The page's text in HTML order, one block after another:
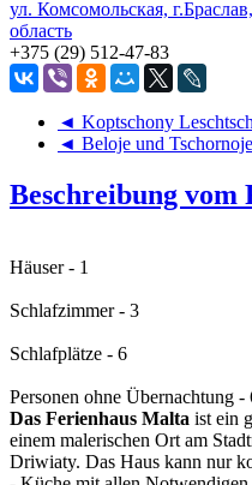
ул. Комсомольская,
область
+375 (29) 512-47-83
◄ Koptschony Leschtsch
◄ Beloje und Tschornoje
Beschreibung vom
Häuser - 1
Schlafzimmer - 3
Schlafplätze - 6
Personen ohne Übernachtung -
Das Ferienhaus Malta ist ein
einem malerischen Ort am
Driwiaty. Das Haus kann nur